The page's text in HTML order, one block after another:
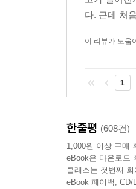
다. 근데 처
이 리뷰가 도움
1
한줄평 (608건)
1,000원 이상 구매
eBook은 다운로드
클래스는 첫번째
eBook 페이백,